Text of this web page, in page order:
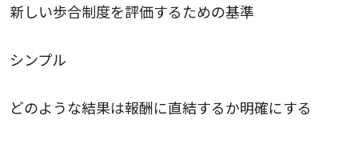
新しい歩合制度を評価するための基準
シンプル
どのような結果は報酬に直結するか明確にする